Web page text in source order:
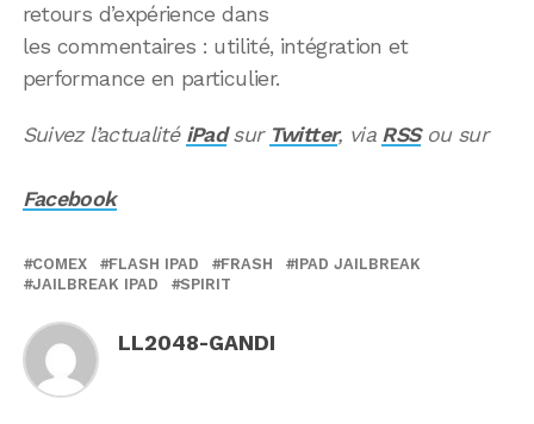
retours d’expérience dans
les commentaires : utilité, intégration et
performance en particulier.
Suivez l’actualité iPadsur Twitter, via RSSou sur
Facebook
COMEX FLASH IPAD FRASH
IPAD JAILBREAK
JAILBREAK IPAD
SPIRIT
LL2048-GANDI